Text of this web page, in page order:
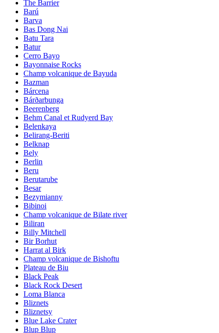
The Barrier
Barú
Barva
Bas Dong Nai
Batu Tara
Batur
Cerro Bayo
Bayonnaise Rocks
Champ volcanique de Bayuda
Bazman
Bárcena
Bárðarbunga
Beerenberg
Behm Canal et Rudyerd Bay
Belenkaya
Belirang-Beriti
Belknap
Bely
Berlin
Beru
Berutarube
Besar
Bezymianny
Bibinoi
Champ volcanique de Bilate river
Biliran
Billy Mitchell
Bir Borhut
Harrat al Birk
Champ volcanique de Bishoftu
Plateau de Biu
Black Peak
Black Rock Desert
Loma Blanca
Bliznets
Bliznetsy
Blue Lake Crater
Blup Blup